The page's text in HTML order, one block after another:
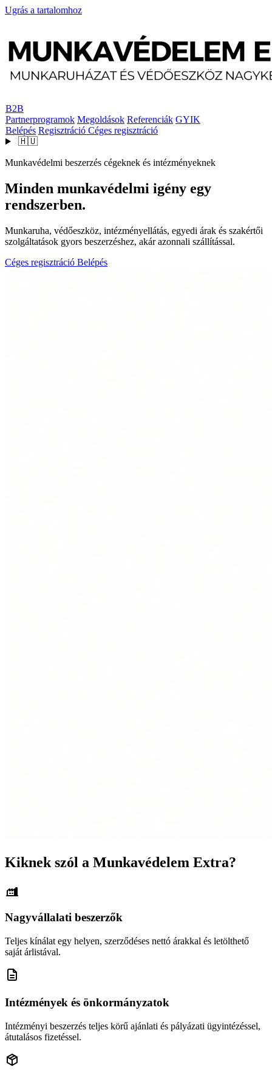
Ugrás a tartalomhoz
B2B
Partnerprogramok Megoldások Referenciák GYIK
Belépés Regisztráció Céges regisztráció
🇭🇺
Munkavédelmi beszerzés cégeknek és intézményeknek
Minden munkavédelmi igény egy
rendszerben.
Munkaruha, védőeszköz, intézményellátás, egyedi árak és szakértői
szolgáltatások gyors beszerzéshez, akár azonnali szállítással.
Céges regisztráció Belépés
Kiknek szól a Munkavédelem Extra?
Nagyvállalati beszerzők
Teljes kínálat egy helyen, szerződéses nettó árakkal és letölthető
saját árlistával.
Intézmények és önkormányzatok
Intézményi beszerzés teljes körű ajánlati és pályázati ügyintézéssel,
átutalásos fizetéssel.